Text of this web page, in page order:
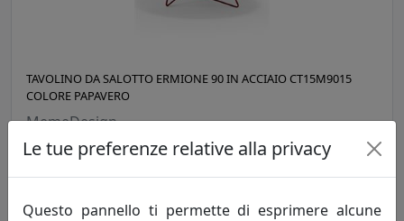
TAVOLINO DA SALOTTO ERMIONE 90 IN ACCIAIO CT15M9015
COLORE PAPAVERO
MemeDesign
548,00 €
Le tue preferenze relative alla privacy
Questo pannello ti permette di esprimere alcune